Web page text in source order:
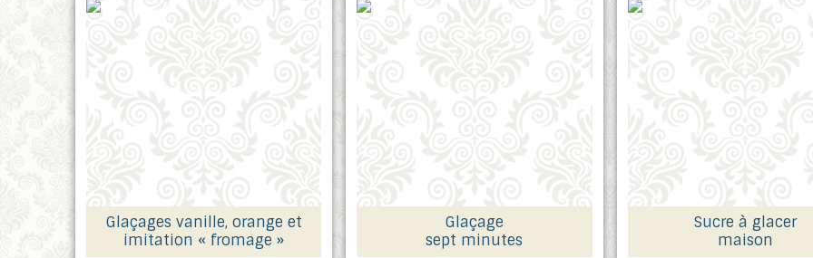
Glaçages vanille, orange et
imitation « fromage »
Glaçage
sept minutes
Sucre à glacer
maison